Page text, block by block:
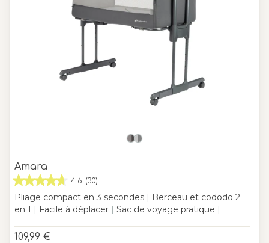
Amara
4.6 (30)
Pliage compact en 3 secondes | Berceau et cododo 2
en 1 | Facile à déplacer | Sac de voyage pratique |
109,99 €